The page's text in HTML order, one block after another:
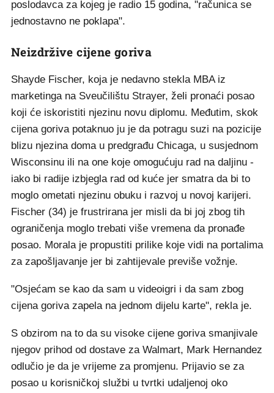
poslodavca za kojeg je radio 15 godina, "računica se
jednostavno ne poklapa".
Neizdržive cijene goriva
Shayde Fischer, koja je nedavno stekla MBA iz
marketinga na Sveučilištu Strayer, želi pronaći posao
koji će iskoristiti njezinu novu diplomu. Međutim, skok
cijena goriva potaknuo ju je da potragu suzi na pozicije
blizu njezina doma u predgrađu Chicaga, u susjednom
Wisconsinu ili na one koje omogućuju rad na daljinu -
iako bi radije izbjegla rad od kuće jer smatra da bi to
moglo ometati njezinu obuku i razvoj u novoj karijeri.
Fischer (34) je frustrirana jer misli da bi joj zbog tih
ograničenja moglo trebati više vremena da pronađe
posao. Morala je propustiti prilike koje vidi na portalima
za zapošljavanje jer bi zahtijevale previše vožnje.
"Osjećam se kao da sam u videoigri i da sam zbog
cijena goriva zapela na jednom dijelu karte", rekla je.
S obzirom na to da su visoke cijene goriva smanjivale
njegov prihod od dostave za Walmart, Mark Hernandez
odlučio je da je vrijeme za promjenu. Prijavio se za
posao u korisničkoj službi u tvrtki udaljenoj oko